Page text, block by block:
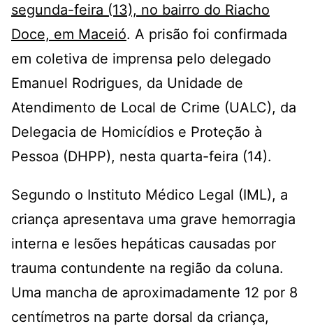
segunda-feira (13), no bairro do Riacho
Doce, em Maceió. A prisão foi confirmada
em coletiva de imprensa pelo delegado
Emanuel Rodrigues, da Unidade de
Atendimento de Local de Crime (UALC), da
Delegacia de Homicídios e Proteção à
Pessoa (DHPP), nesta quarta-feira (14).
Segundo o Instituto Médico Legal (IML), a
criança apresentava uma grave hemorragia
interna e lesões hepáticas causadas por
trauma contundente na região da coluna.
Uma mancha de aproximadamente 12 por 8
centímetros na parte dorsal da criança,